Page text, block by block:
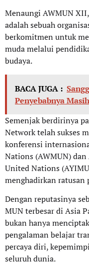
Menaungi AWMUN
adalah sebuah
berkomitmen untuk
muda melalui
budaya.
BACA JUGA :
Penyebabnya
Semenjak berdirinya
Network telah sukses
konferensi
Nations (AWMUN)
United Nations
menghadirkan ratusan
Dengan reputasinya
MUN terbesar di Asia
bukan hanya
pengalaman belajar
percaya diri,
seluruh dunia.